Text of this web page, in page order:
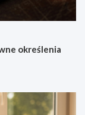
określenia